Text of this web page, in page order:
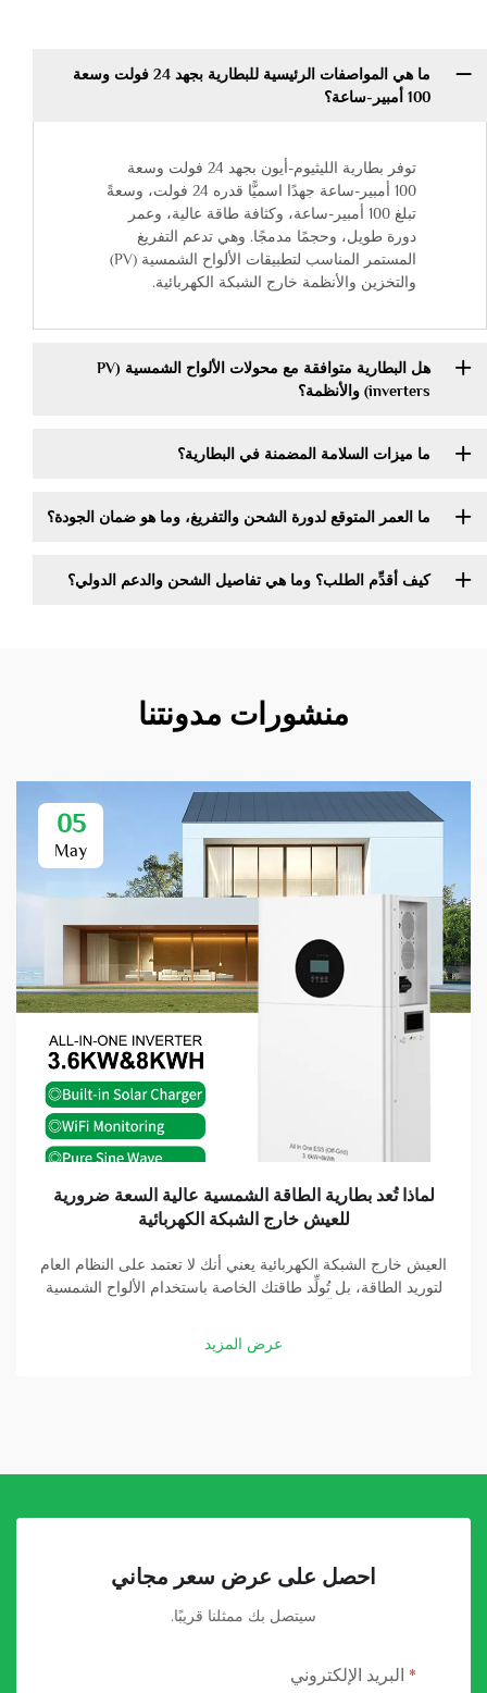
ما هي المواصفات الرئيسية للبطارية بجهد 24 فولت وسعة
100 أمبير-ساعة؟
توفر بطارية الليثيوم-أيون بجهد 24 فولت وسعة
100 أمبير-ساعة جهدًا اسميًّا قدره 24 فولت، وسعةً
تبلغ 100 أمبير-ساعة، وكثافة طاقة عالية، وعمر
دورة طويل، وحجمًا مدمجًا. وهي تدعم التفريغ
المستمر المناسب لتطبيقات الألواح الشمسية (PV)
والتخزين والأنظمة خارج الشبكة الكهربائية.
هل البطارية متوافقة مع محولات الألواح الشمسية (PV
inverters) والأنظمة؟
ما ميزات السلامة المضمنة في البطارية؟
ما العمر المتوقع لدورة الشحن والتفريغ، وما هو ضمان الجودة؟
كيف أقدِّم الطلب؟ وما هي تفاصيل الشحن والدعم الدولي؟
منشورات مدونتنا
05
May
لماذا تُعد بطارية الطاقة الشمسية عالية السعة ضرورية
للعيش خارج الشبكة الكهربائية
العيش خارج الشبكة الكهربائية يعني أنك لا تعتمد على النظام العام
لتوريد الطاقة، بل تُولِّد طاقتك الخاصة باستخدام الألواح الشمسية
أساسيًّا في هذه المنظومة. وبفضل بطارية جيدة، يمكنك تخزين
الطاقة التي تولِّدها الألواح الشمسية...
عرض المزيد
احصل على عرض سعر مجاني
سيتصل بك ممثلنا قريبًا.
البريد الإلكتروني